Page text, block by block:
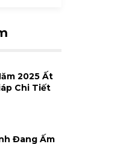
2025 Ất
Chi Tiết
Đang Ấm